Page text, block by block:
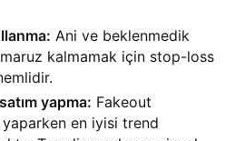
Ani ve beklenmedik
kalmamak için stop-loss
yapma: Fakeout
yaparken en iyisi trend